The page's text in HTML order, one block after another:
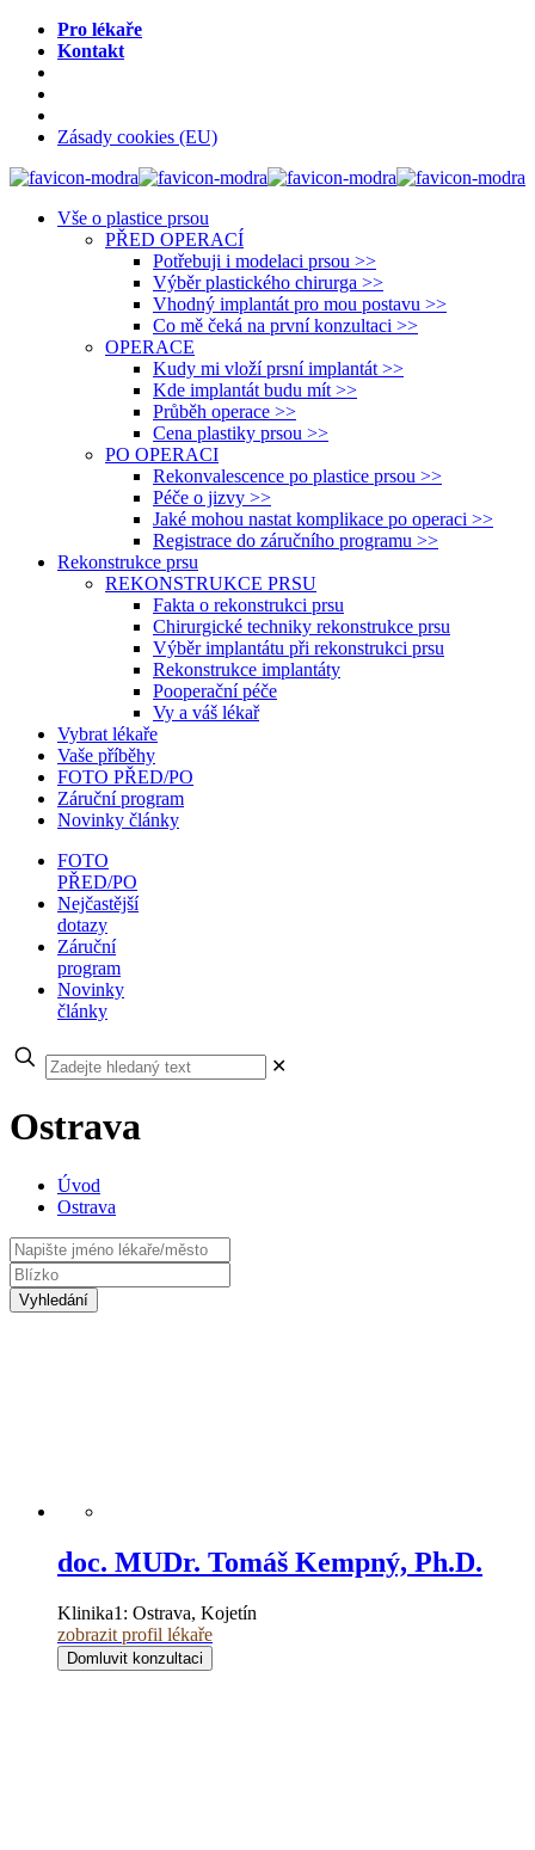
Pro lékaře
Kontakt
Zásady cookies (EU)
Vše o plastice prsou
PŘED OPERACÍ
Potřebuji i modelaci prsou >>
Výběr plastického chirurga >>
Vhodný implantát pro mou postavu >>
Co mě čeká na první konzultaci >>
OPERACE
Kudy mi vloží prsní implantát >>
Kde implantát budu mít >>
Průběh operace >>
Cena plastiky prsou >>
PO OPERACI
Rekonvalescence po plastice prsou >>
Péče o jizvy >>
Jaké mohou nastat komplikace po operaci >>
Registrace do záručního programu >>
Rekonstrukce prsu
REKONSTRUKCE PRSU
Fakta o rekonstrukci prsu
Chirurgické techniky rekonstrukce prsu
Výběr implantátu při rekonstrukci prsu
Rekonstrukce implantáty
Pooperační péče
Vy a váš lékař
Vybrat lékaře
Vaše příběhy
FOTO PŘED/PO
Záruční program
Novinky články
FOTO
PŘED/PO
Nejčastější
dotazy
Záruční
program
Novinky
články
✕
Ostrava
Úvod
Ostrava
Vyhledání
doc. MUDr. Tomáš Kempný, Ph.D.
Klinika1: Ostrava, Kojetín
zobrazit profil lékaře
Domluvit konzultaci